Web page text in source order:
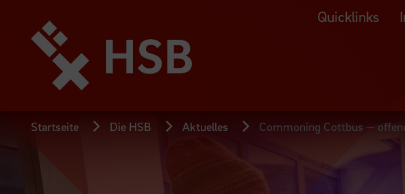
Seiteninhalt
springen
Quicklinks
Startseite Die HSB Aktuelles Commoning Cottbus —